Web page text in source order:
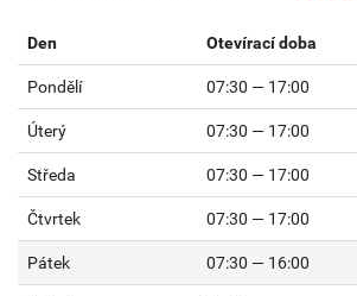
Den Otevírací doba
Pondělí 07:30 — 17:00
Úterý 07:30 — 17:00
Středa 07:30 — 17:00
Čtvrtek 07:30 — 17:00
Pátek 07:30 — 16:00